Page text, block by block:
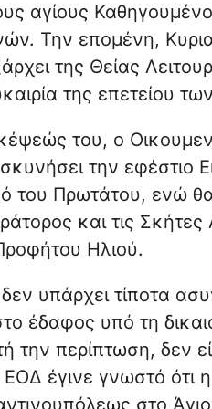
αγίους
Την επομένη,
της Θείας
της επετείου
του, ο
την εφέστιο
του Πρωτάτου, ενώ
και τις
Ηλιού.
υπάρχει τίποτα
έδαφος υπό τη
την περίπτωση, δεν
έγινε γνωστό ότι